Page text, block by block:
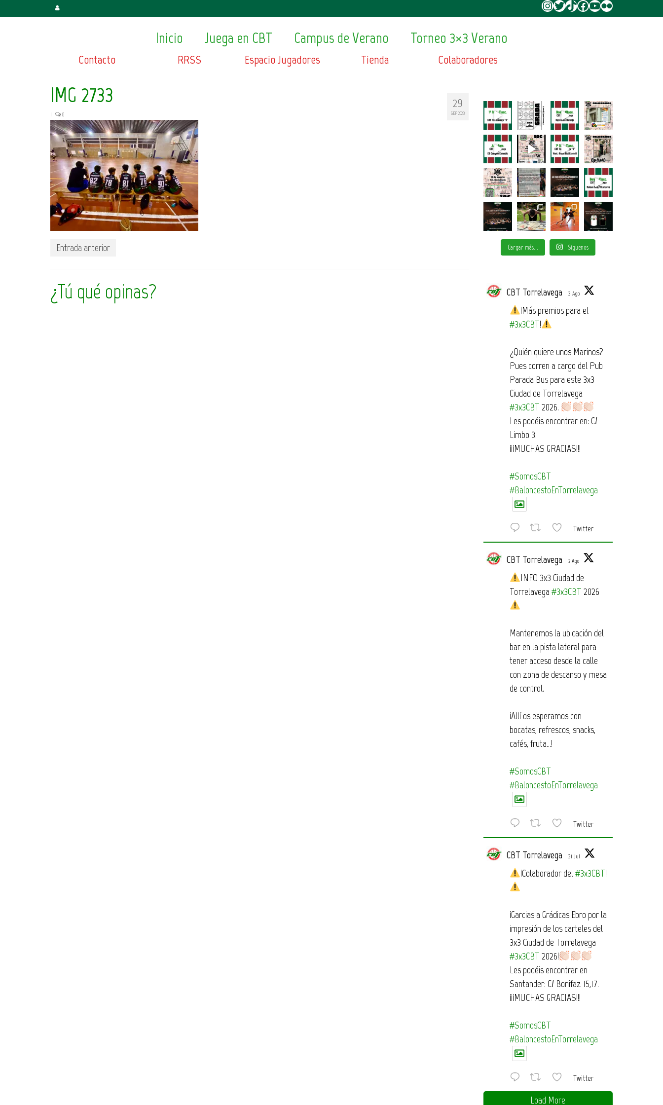
Instagram
Twitter
TikTokFacebook
YouTube
Flickr
Inicio Juega en CBT Campus de Verano Torneo 3×3 Verano
Contacto RRSS Espacio Jugadores Tienda Colaboradores
29
SEP 2023
IMG_2733
| 0
Entrada anterior
¿Tú qué opinas?
Cargar más... Síguenos
CBT Torrelavega 3 Ago
¡Más premios para el
#3x3CBT!
¿Quién quiere unos Marinos?
Pues corren a cargo del Pub
Parada Bus para este 3x3
Ciudad de Torrelavega
#3x3CBT 2026.
Les podéis encontrar en: C/
Limbo 3.
¡¡¡MUCHAS GRACIAS!!!
#SomosCBT
#BaloncestoEnTorrelavega
Twitter
CBT Torrelavega 2 Ago
INFO 3x3 Ciudad de
Torrelavega#3x3CBT 2026
Mantenemos la ubicación del
bar en la pista lateral para
tener acceso desde la calle
con zona de descanso y mesa
de control.
¡Allí os esperamos con
bocatas, refrescos, snacks,
cafés, fruta…!
#SomosCBT
#BaloncestoEnTorrelavega
Twitter
CBT Torrelavega 31 Jul
¡Colaborador del#3x3CBT!
¡Garcias a Grádicas Ebro por la
impresión de los carteles del
3x3 Ciudad de Torrelavega
#3x3CBT 2026!
Les podéis encontrar en
Santander: C/ Bonifaz 15,17.
¡¡¡MUCHAS GRACIAS!!!
#SomosCBT
#BaloncestoEnTorrelavega
Twitter
Load More